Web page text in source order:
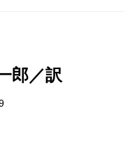
郎／訳